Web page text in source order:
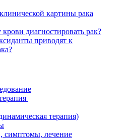
картины рака
диагностировать рак?
приводят к
терапия)
симптомы, лечение